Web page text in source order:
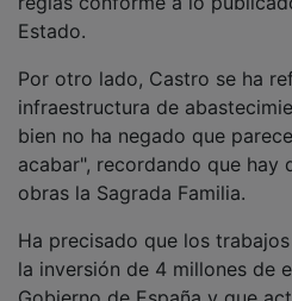
Estado.
infraestructura de
bien no ha negado que
acabar", recordando que hay
obras la Sagrada Familia.
la inversión de 4 millones de
Gobierno de España y que